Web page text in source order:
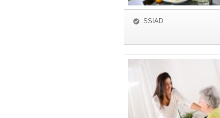
SSIAD